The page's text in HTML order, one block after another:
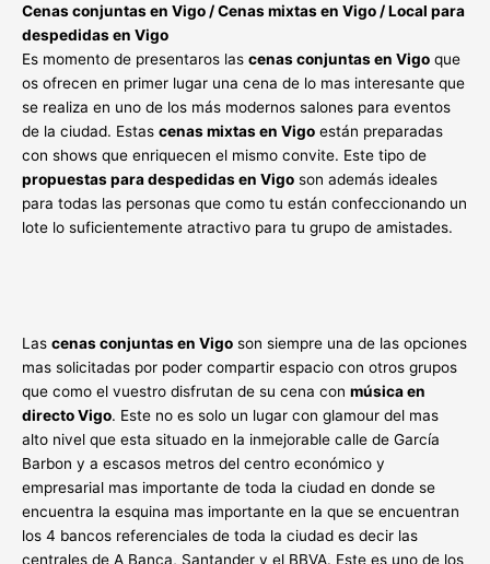
Cenas conjuntas en Vigo / Cenas mixtas en Vigo / Local para
despedidas en Vigo
Es momento de presentaros las cenas conjuntas en Vigo que
os ofrecen en primer lugar una cena de lo mas interesante que
se realiza en uno de los más modernos salones para eventos
de la ciudad. Estas cenas mixtas en Vigo están preparadas
con shows que enriquecen el mismo convite. Este tipo de
propuestas para despedidas en Vigo son además ideales
para todas las personas que como tu están confeccionando un
lote lo suficientemente atractivo para tu grupo de amistades.
Las cenas conjuntas en Vigo son siempre una de las opciones
mas solicitadas por poder compartir espacio con otros grupos
que como el vuestro disfrutan de su cena con música en
directo Vigo. Este no es solo un lugar con glamour del mas
alto nivel que esta situado en la inmejorable calle de García
Barbon y a escasos metros del centro económico y
empresarial mas importante de toda la ciudad en donde se
encuentra la esquina mas importante en la que se encuentran
los 4 bancos referenciales de toda la ciudad es decir las
centrales de A Banca, Santander y el BBVA. Este es uno de los